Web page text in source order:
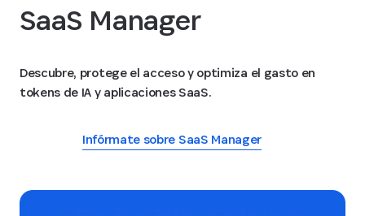
SaaS Manager
Descubre, protege el acceso y optimiza el gasto en
tokens de IA y aplicaciones SaaS.
Infórmate sobre SaaS Manager